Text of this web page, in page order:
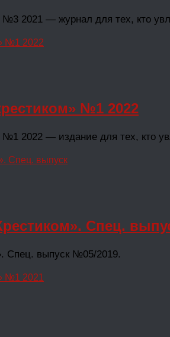
2021 — журнал для тех, кто
№1 2022
2022 — издание для тех, кто
Спец.
Спец.